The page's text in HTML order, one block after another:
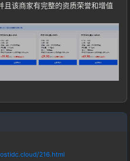
且该商家有完整的资质荣誉和增值
216.html